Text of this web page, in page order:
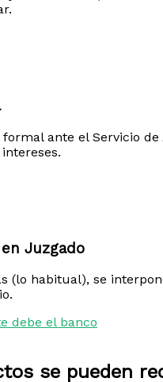
ante el Servicio
Juzgado
(lo habitual), se
debe el banco
se pueden